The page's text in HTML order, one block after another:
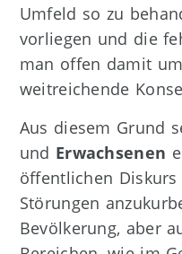
Umfeld so zu
vorliegen und die
man offen damit
weitreichende
Aus diesem Grund
und Erwachsenen
öffentlichen
Störungen
Bevölkerung, aber